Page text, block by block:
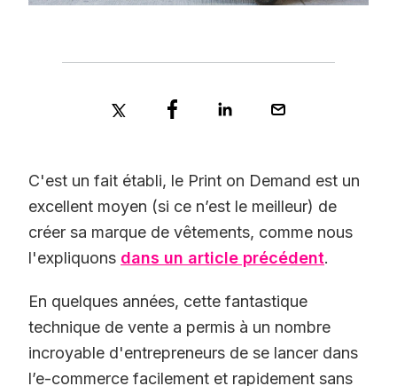
C'est un fait établi, le Print on Demand est un
excellent moyen (si ce n’est le meilleur) de
créer sa marque de vêtements, comme nous
l'expliquons dans un article précédent.
En quelques années, cette fantastique
technique de vente a permis à un nombre
incroyable d'entrepreneurs de se lancer dans
l’e-commerce facilement et rapidement sans